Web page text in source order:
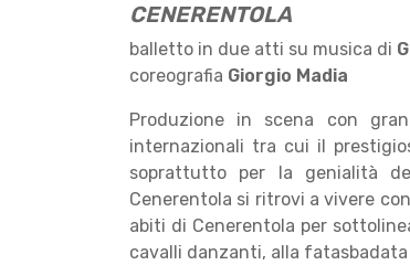
CENERENTOLA
balletto in due atti su musica di
coreografia Giorgio Madia
Produzione in scena con
internazionali tra cui il
soprattutto per la genialità
Cenerentola si ritrovi a vivere
abiti di Cenerentola per
cavalli danzanti, alla